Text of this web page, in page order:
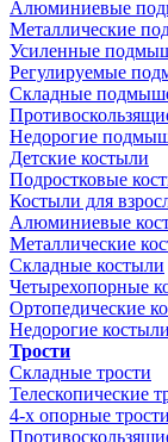
Алюминиевые
Металлические
Усиленные
Регулируемые
Складные
Недорогие
Детские костыли
Подростковые
Костыли для
Алюминиевые
Металлические
Складные костыли
Четырехопорные
Ортопедические
Недорогие костыли
Трости
Складные трости
Телескопические
4-х опорные трости